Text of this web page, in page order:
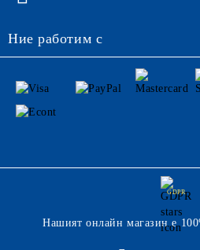
Ние работим с
GDPR
Нашият онлайн магазин е